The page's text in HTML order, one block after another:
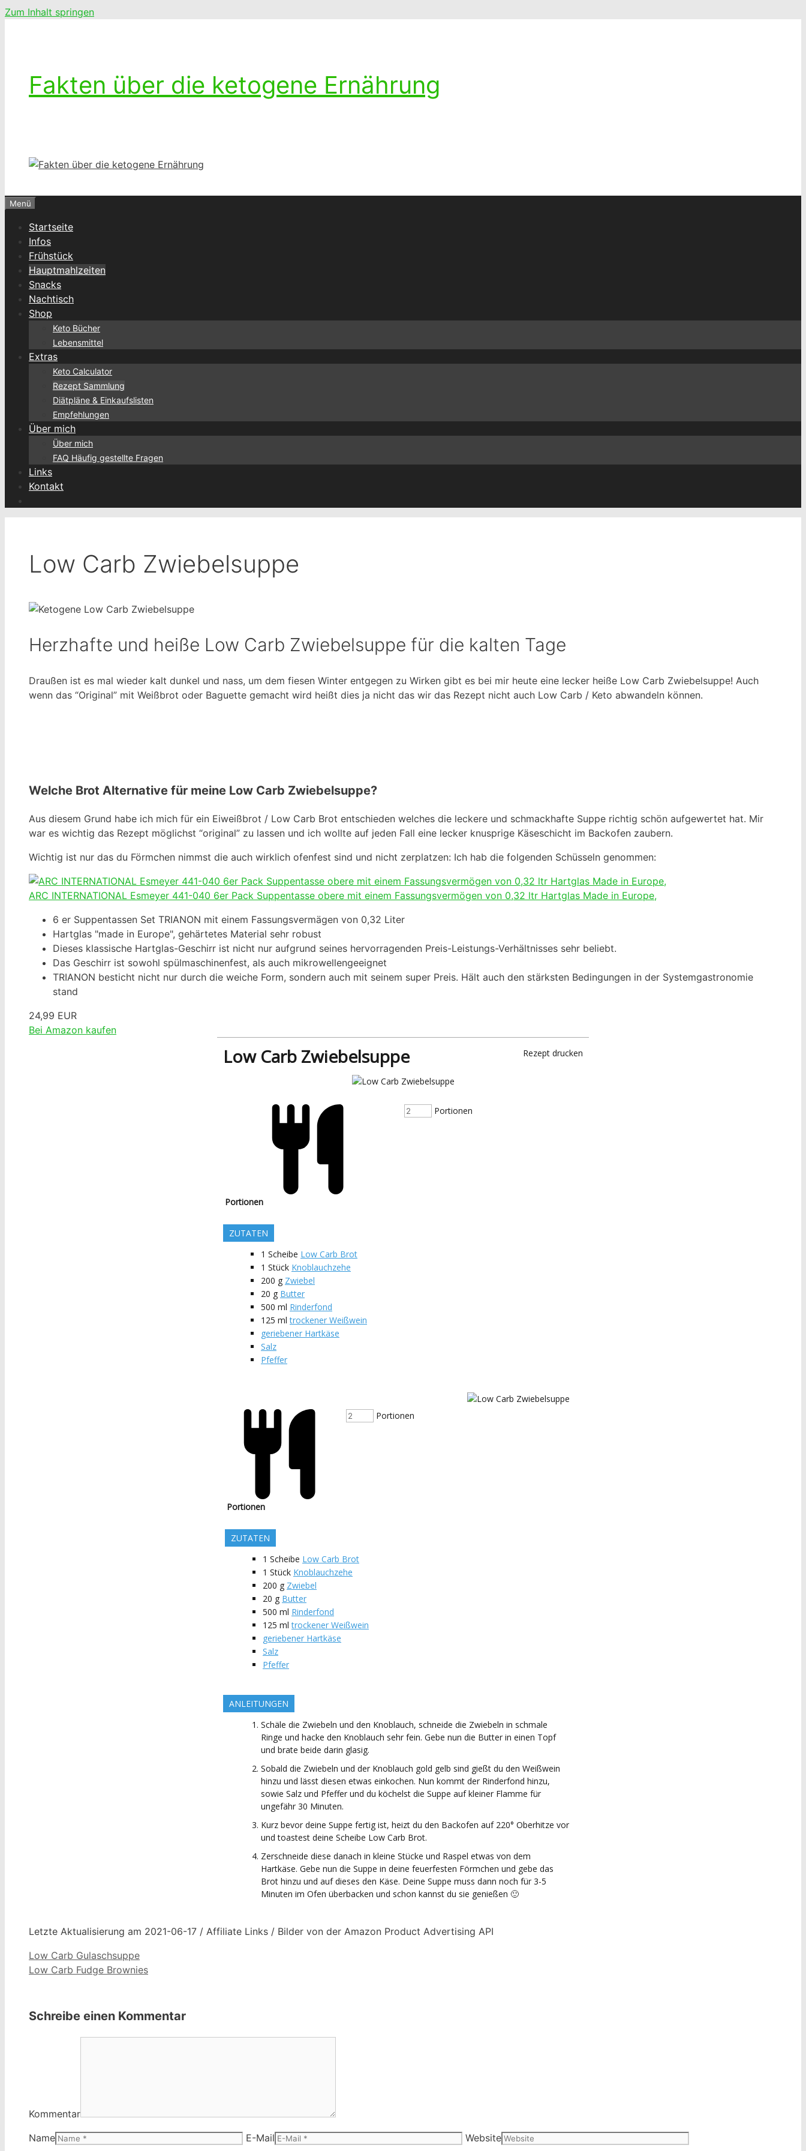
Zum Inhalt springen
Fakten über die ketogene Ernährung
Menü
Startseite
Infos
Frühstück
Hauptmahlzeiten
Snacks
Nachtisch
Shop
Keto Bücher
Lebensmittel
Extras
Keto Calculator
Rezept Sammlung
Diätpläne & Einkaufslisten
Empfehlungen
Über mich
Über mich
FAQ Häufig gestellte Fragen
Links
Kontakt
Low Carb Zwiebelsuppe
Herzhafte und heiße Low Carb Zwiebelsuppe für die kalten Tage
Draußen ist es mal wieder kalt dunkel und nass, um dem fiesen Winter entgegen zu Wirken gibt es bei mir heute eine lecker heiße Low Carb Zwiebelsuppe! Auch
wenn das “Original” mit Weißbrot oder Baguette gemacht wird heißt dies ja nicht das wir das Rezept nicht auch Low Carb / Keto abwandeln können.
Welche Brot Alternative für meine Low Carb Zwiebelsuppe?
Aus diesem Grund habe ich mich für ein Eiweißbrot / Low Carb Brot entschieden welches die leckere und schmackhafte Suppe richtig schön aufgewertet hat. Mir
war es wichtig das Rezept möglichst “original” zu lassen und ich wollte auf jeden Fall eine lecker knusprige Käseschicht im Backofen zaubern.
Wichtig ist nur das du Förmchen nimmst die auch wirklich ofenfest sind und nicht zerplatzen: Ich hab die folgenden Schüsseln genommen:
ARC INTERNATIONAL Esmeyer 441-040 6er Pack Suppentasse obere mit einem Fassungsvermögen von 0,32 ltr Hartglas Made in Europe,
6 er Suppentassen Set TRIANON mit einem Fassungsvermägen von 0,32 Liter
Hartglas "made in Europe", gehärtetes Material sehr robust
Dieses klassische Hartglas-Geschirr ist nicht nur aufgrund seines hervorragenden Preis-Leistungs-Verhältnisses sehr beliebt.
Das Geschirr ist sowohl spülmaschinenfest, als auch mikrowellengeeignet
TRIANON besticht nicht nur durch die weiche Form, sondern auch mit seinem super Preis. Hält auch den stärksten Bedingungen in der Systemgastronomie
stand
24,99 EUR
Bei Amazon kaufen
Rezept drucken
Low Carb Zwiebelsuppe
Portionen
Portionen
ZUTATEN
1 Scheibe Low Carb Brot
1 Stück Knoblauchzehe
200 g Zwiebel
20 g Butter
500 ml Rinderfond
125 ml trockener Weißwein
geriebener Hartkäse
Salz
Pfeffer
Portionen
Portionen
ZUTATEN
1 Scheibe Low Carb Brot
1 Stück Knoblauchzehe
200 g Zwiebel
20 g Butter
500 ml Rinderfond
125 ml trockener Weißwein
geriebener Hartkäse
Salz
Pfeffer
ANLEITUNGEN
Schäle die Zwiebeln und den Knoblauch, schneide die Zwiebeln in schmale
Ringe und hacke den Knoblauch sehr fein. Gebe nun die Butter in einen Topf
und brate beide darin glasig.
Sobald die Zwiebeln und der Knoblauch gold gelb sind gießt du den Weißwein
hinzu und lässt diesen etwas einkochen. Nun kommt der Rinderfond hinzu,
sowie Salz und Pfeffer und du köchelst die Suppe auf kleiner Flamme für
ungefähr 30 Minuten.
Kurz bevor deine Suppe fertig ist, heizt du den Backofen auf 220° Oberhitze vor
und toastest deine Scheibe Low Carb Brot.
Zerschneide diese danach in kleine Stücke und Raspel etwas von dem
Hartkäse. Gebe nun die Suppe in deine feuerfesten Förmchen und gebe das
Brot hinzu und auf dieses den Käse. Deine Suppe muss dann noch für 3-5
Minuten im Ofen überbacken und schon kannst du sie genießen 🙂
Letzte Aktualisierung am 2021-06-17 / Affiliate Links / Bilder von der Amazon Product Advertising API
Low Carb Gulaschsuppe
Low Carb Fudge Brownies
Schreibe einen Kommentar
Kommentar
Name
E-Mail Website